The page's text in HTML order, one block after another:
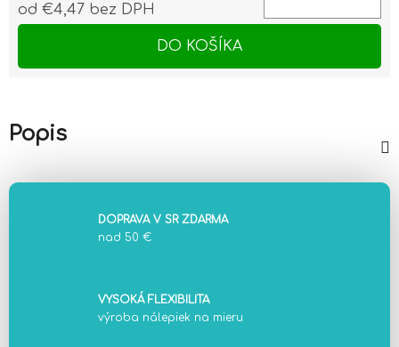
od €4,47 bez DPH
DO KOŠÍKA
Popis
DOPRAVA V SR ZDARMA
nad 50 €
VYSOKÁ FLEXIBILITA
výroba nálepiek na mieru